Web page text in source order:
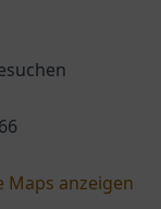
Maps anzeigen